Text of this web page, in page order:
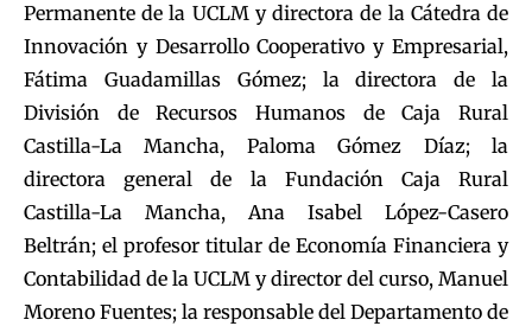
Permanente de la UCLM y directora de la Cátedra de
Innovación y Desarrollo Cooperativo y Empresarial,
Fátima Guadamillas Gómez; la directora de la
División de Recursos Humanos de Caja Rural
Castilla-La Mancha, Paloma Gómez Díaz; la
directora general de la Fundación Caja Rural
Castilla-La Mancha, Ana Isabel López-Casero
Beltrán; el profesor titular de Economía Financiera y
Contabilidad de la UCLM y director del curso, Manuel
Moreno Fuentes; la responsable del Departamento de